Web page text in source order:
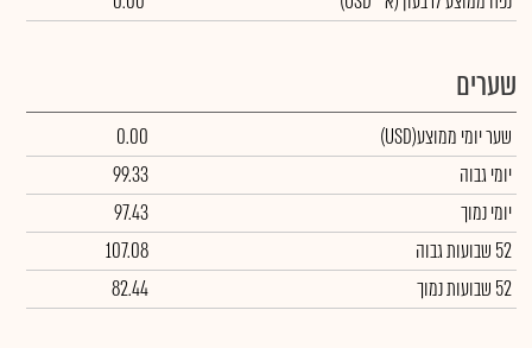
שערים
שער יומי ממוצע(USD)
0.00
יומי גבוה
99.33
יומי נמוך
97.43
52 שבועות גבוה
107.08
52 שבועות נמוך
82.44